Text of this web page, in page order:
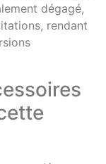
dégagé,
rendant